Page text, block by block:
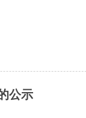
公示